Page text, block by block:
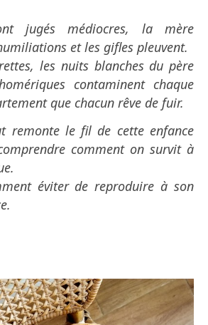
jugés médiocres, la mère
et les gifles pleuvent.
les nuits blanches du père
contaminent chaque
que chacun rêve de fuir.
remonte le fil de cette enfance
comment on survit à
éviter de reproduire à son